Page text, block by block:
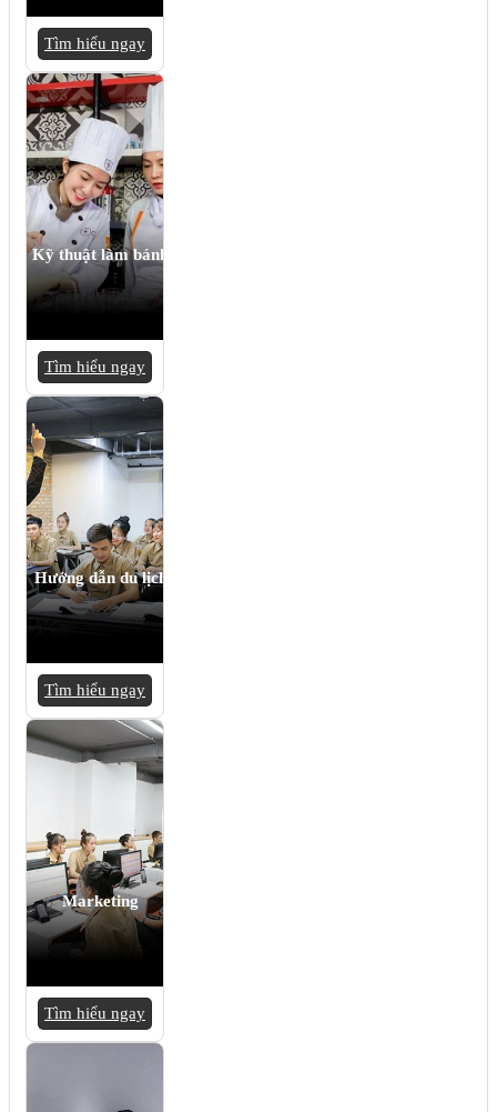
Tìm hiểu ngay
Kỹ thuật làm bánh
Tìm hiểu ngay
Hướng dẫn du lịch
Tìm hiểu ngay
Marketing
Tìm hiểu ngay